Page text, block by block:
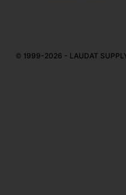
© 1999-2026 - LAUDAT